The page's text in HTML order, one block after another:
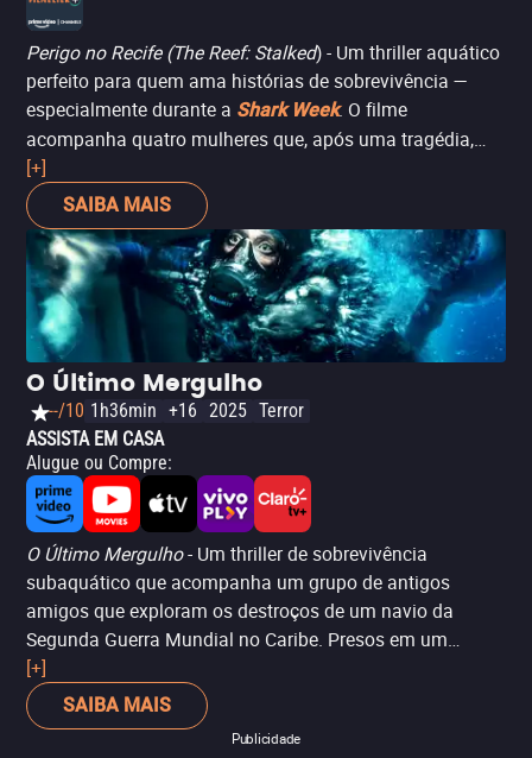
Perigo no Recife (The Reef: Stalked) - Um thriller aquático
perfeito para quem ama histórias de sobrevivência —
especialmente durante a Shark Week. O filme
acompanha quatro mulheres que, após uma tragédia,
embarcam em uma aventura que se transforma em
pesadelo quando um tubarão branco começa a persegui-
las. Suspense crescente, paisagens paradisíacas e o
terror muito real das profundezas fazem desta uma
experiência intensa.
[+]
SAIBA MAIS
O Último Mergulho
--/10 1h36min +16 2025 Terror
ASSISTA EM CASA
Alugue ou Compre:
O Último Mergulho- Um thriller de sobrevivência
subaquático que acompanha um grupo de antigos
amigos que exploram os destroços de um navio da
Segunda Guerra Mundial no Caribe. Presos em um
labirinto submerso de metal enferrujado, eles precisam
enfrentar a ameaça constante de tubarões-brancos,
transformando a aventura em uma luta desesperada
[+]
SAIBA MAIS
Publicidade